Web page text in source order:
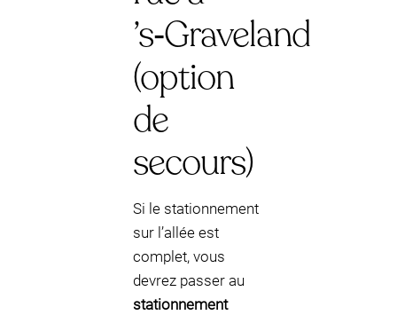
’s‑Graveland
(option
de
secours)
Si le stationnement
sur l’allée est
complet, vous
devrez passer au
stationnement